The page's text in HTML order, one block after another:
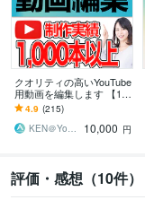
クオリティの高いYouTube
用動画を編集します 【10,
000円でクオリティの高い
動画】作成します！
4.9 (215)
KEN＠YouTube運用代行
10,000 円
評価・感想（10件）